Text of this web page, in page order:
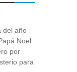
del año
Noel
por
para